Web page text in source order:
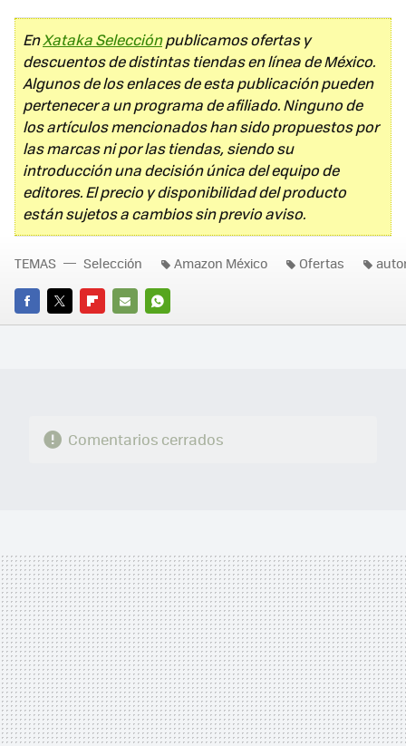
EnXataka Selecciónpublicamos ofertas y
descuentos de distintas tiendas en línea de México.
Algunos de los enlaces de esta publicación pueden
pertenecer a un programa de afiliado. Ninguno de
los artículos mencionados han sido propuestos por
las marcas ni por las tiendas, siendo su
introducción una decisión única del equipo de
editores. El precio y disponibilidad del producto
están sujetos a cambios sin previo aviso.
FACEBOOK
TWITTERFLIPBOARD
E-
WHATSAPP
TEMAS Selección Amazon México Ofertas
Comentarios cerrados